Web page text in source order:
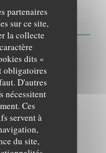
partenaires
sur ce site,
la collecte
dits «
obligatoires
D'autres
nécessitent
Ces
servent à
du site,